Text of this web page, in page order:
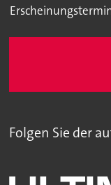
Folgen Sie der